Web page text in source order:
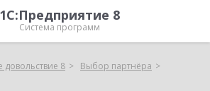
1С:Предприятие 8
Система программ
8
Выбор партнёра